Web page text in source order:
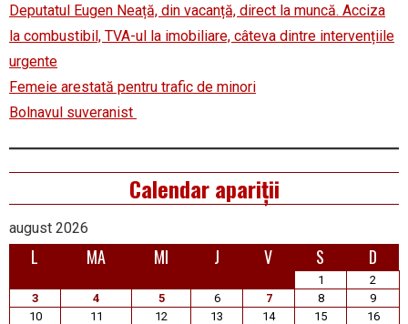
Deputatul Eugen Neață, din vacanță, direct la muncă. Acciza
la combustibil, TVA-ul la imobiliare, câteva dintre intervențiile
urgente
Femeie arestată pentru trafic de minori
Bolnavul suveranist
Calendar apariții
august 2026
L MA MI J V S D
1
2
3
4 5 6 7 8
9
10
11 12 13 14 15
16